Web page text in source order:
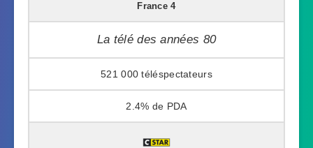
France 4
La télé des années 80
521 000
2.4%